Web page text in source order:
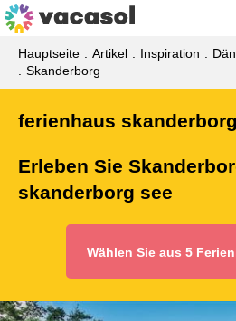
Hauptseite Artikel Inspiration
Skanderborg
ferienhaus
Erleben Sie
skanderborg see
Wählen Sie aus 5